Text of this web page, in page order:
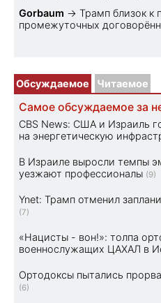
Gorbaum → Трамп близок к
промежуточных
Обсуждаемое Читаемое
Самое обсуждаемое за
CBS News: США и Израиль
на энергетическую
В Израиле выросли темпы
уезжают профессионалы (9)
Ynet: Трамп отменил
(7)
«Нацисты - вон!»: толпа
военнослужащих ЦАХАЛ в
Ортодоксы пытались
(6)